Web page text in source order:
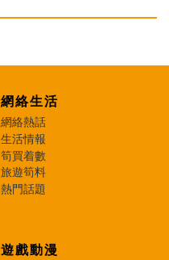
網絡生活
網絡熱話
生活情報
筍買着數
旅遊筍料
熱門話題
遊戲動漫